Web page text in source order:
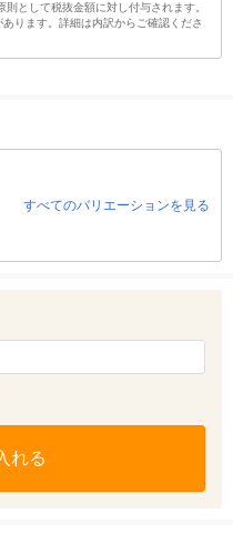
として税抜金額に対し付与されます。
ります。詳細は内訳からご確認くださ
すべてのバリエーションを見る
れる